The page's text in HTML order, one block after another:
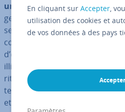
un outil de gestion de la
gestion et la sur­veil­lance
serveurs. Avec SaltStack, il est
con­fi­gu­rer un logiciel à partir
d’exécuter des commandes
illimité. Vous pouvez ici
rité de Salt, comment il est
teurs, et quels sont les
et d’or­ches­tra­tion de
En cliquant surAccepter,
utilisation des cookies et
de vos données à des pays
Accepter